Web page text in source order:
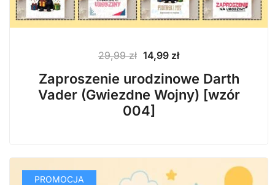
29,99zł Pierwotna
cena
wynosiła:
29,99 zł.
14,99 złAktualna
wynosi:
14,99 zł.
Zaproszenie urodzinowe Darth
Vader (Gwiezdne Wojny) [wzór
004]
PROMOCJA